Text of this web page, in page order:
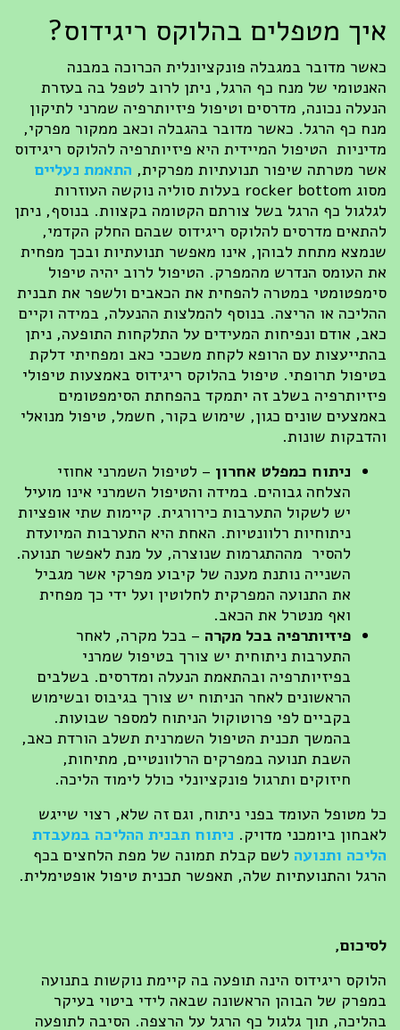
איך מטפלים בהלוקס ריגידוס?
כאשר מדובר במגבלה פונקציונלית הכרוכה במבנה
האנטומי של מנח כף הרגל, ניתן לרוב לטפל בה בעזרת
הנעלה נכונה, מדרסים וטיפול פיזיותרפיה שמרני לתיקון
מנח כף הרגל. כאשר מדובר בהגבלה וכאב ממקור מפרקי,
מדיניות הטיפול המיידית היא פיזיותרפיה להלוקס ריגידוס
אשר מטרתה שיפור תנועתיות מפרקית, התאמת נעליים
מסוג rocker bottom בעלות סוליה נוקשה העוזרות
לגלגול כף הרגל בשל צורתם הקטומה בקצוות. בנוסף, ניתן
להתאים מדרסים להלוקס ריגידוס שבהם החלק הקדמי,
שנמצא מתחת לבוהן, אינו מאפשר תנועתיות ובכך מפחית
את העומס הנדרש מהמפרק. הטיפול לרוב יהיה טיפול
סימפטומטי במטרה להפחית את הכאבים ולשפר את תבנית
ההליכה או הריצה. בנוסף להמלצות ההנעלה, במידה וקיים
כאב, אודם ונפיחות המעידים על התלקחות התופעה, ניתן
בהתייעצות עם הרופא לקחת משככי כאב ומפחיתי דלקת
בטיפול תרופתי. טיפול בהלוקס ריגידוס באמצעות טיפולי
פיזיותרפיה בשלב זה יתמקד בהפחתת הסימפטומים
באמצעים שונים כגון, שימוש בקור, חשמל, טיפול מנואלי
והדבקות שונות.
ניתוח כמפלט אחרון– לטיפול השמרני אחוזי
הצלחה גבוהים. במידה והטיפול השמרני אינו מועיל
יש לשקול התערבות כירורגית. קיימות שתי אופציות
ניתוחיות רלוונטיות. האחת היא התערבות המיועדת
להסיר מההתגרמות שנוצרה, על מנת לאפשר תנועה.
השנייה נותנת מענה של קיבוע מפרקי אשר מגביל
את התנועה המפרקית לחלוטין ועל ידי כך מפחית
ואף מנטרל את הכאב.
פיזיותרפיה בכל מקרה– בכל מקרה, לאחר
התערבות ניתוחית יש צורך בטיפול שמרני
בפיזיותרפיה ובהתאמת הנעלה ומדרסים. בשלבים
הראשונים לאחר הניתוח יש צורך בגיבוס ובשימוש
בקביים לפי פרוטוקול הניתוח למספר שבועות.
בהמשך תכנית הטיפול השמרנית תשלב הורדת כאב,
השבת תנועה במפרקים הרלוונטיים, מתיחות,
חיזוקים ותרגול פונקציונלי כולל לימוד הליכה.
כל מטופל העומד בפני ניתוח, וגם זה שלא, רצוי שייגש
לאבחון ביומכני מדויק. ניתוח תבנית ההליכה במעבדת
הליכה ותנועהלשם קבלת תמונה של מפת הלחצים בכף
הרגל והתנועתיות שלה, תאפשר תכנית טיפול אופטימלית.
לסיכום,
הלוקס ריגידוס הינה תופעה בה קיימת נוקשות בתנועה
במפרק של הבוהן הראשונה שבאה לידי ביטוי בעיקר
בהליכה, תוך גלגול כף הרגל על הרצפה. הסיבה לתופעה